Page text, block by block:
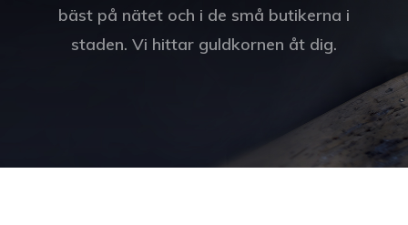
bäst på nätet och i de små butikerna i
staden. Vi hittar guldkornen åt dig.